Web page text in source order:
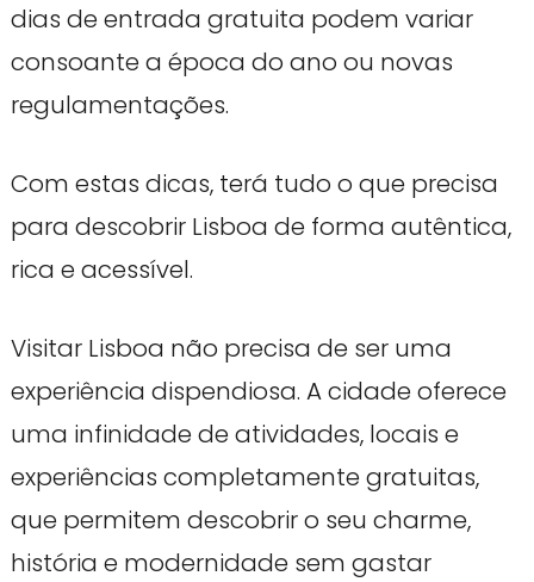
dias de entrada gratuita podem variar
consoante a época do ano ou novas
regulamentações.
Com estas dicas, terá tudo o que precisa
para descobrir Lisboa de forma autêntica,
rica e acessível.
Visitar Lisboa não precisa de ser uma
experiência dispendiosa. A cidade oferece
uma infinidade de atividades, locais e
experiências completamente gratuitas,
que permitem descobrir o seu charme,
história e modernidade sem gastar